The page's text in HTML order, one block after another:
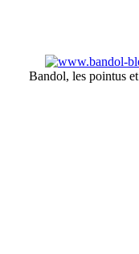
Bandol, les pointus